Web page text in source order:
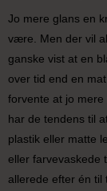
Jo mere glans en
være. Men der vil
ganske vist at en
over tid end en
forvente at jo
har de tendens til
plastik eller matte
eller farvevaskede
allerede efter én